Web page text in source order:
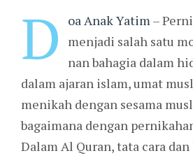
D oa Anak Yatim–
menjadi salah satu
nan bahagia dalam
dalam ajaran islam, umat
menikah dengan sesama
bagaimana dengan
Dalam Al Quran, tata cara